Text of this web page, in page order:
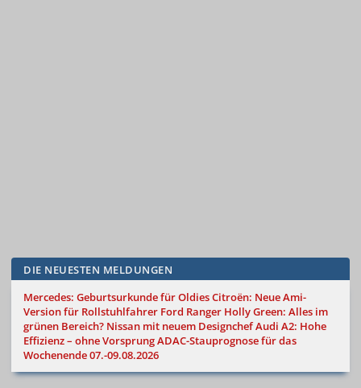
DIE NEUESTEN MELDUNGEN
Mercedes: Geburtsurkunde für OldiesCitroën: Neue Ami-
Version für Rollstuhlfahrer Ford Ranger Holly Green: Alles im
grünen Bereich? Nissan mit neuem DesignchefAudi A2: Hohe
Effizienz – ohne VorsprungADAC-Stauprognose für das
Wochenende 07.-09.08.2026